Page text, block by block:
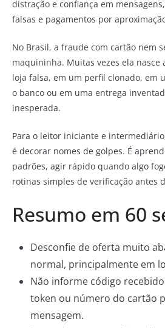
distração e confiança em
falsas e pagamentos por
No Brasil, a fraude com cartão nem
maquininha. Muitas vezes ela nasce
loja falsa, em um perfil clonado, em
o banco ou em uma entrega
inesperada.
Para o leitor iniciante e
é decorar nomes de golpes. É
padrões, agir rápido quando algo
rotinas simples de verificação antes
Resumo em 60
Desconfie de oferta muito
normal, principalmente em
Não informe código
token ou número do cartão
mensagem.